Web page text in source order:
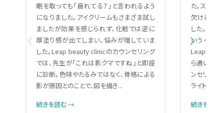
眠を取っても「疲れてる？」と言われるよう
になりました。アイクリームもさまざま試し
ましたが効果を感じられず、化粧では逆に
厚塗り感が出てしまい、悩みが増していま
した。Leap beauty clinicのカウンセリング
では、先生が「これは影クマですね」と即座
に診断。色味やたるみではなく、骨格による
影が原因とのことで、図を描き...
続きを読む →
た。スキ
欠ける自
した。美
いうイメ
Leap
ら通いや
ンセリン
ライトで細
続きを読